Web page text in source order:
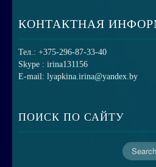
КОНТАКТНАЯ
Тел.: +375-296-87-33-40
Skype : irina131156
E-mail: lyapkina.irina@yandex.by
ПОИСК ПО САЙТУ